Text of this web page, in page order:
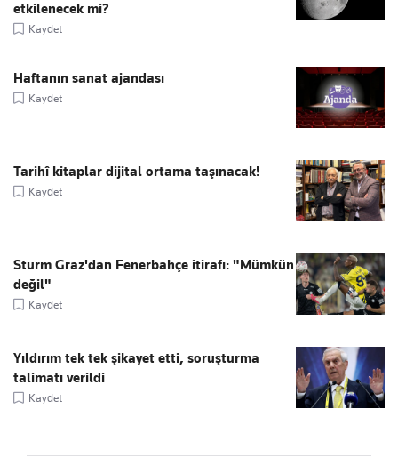
etkilenecek mi?
Kaydet
Haftanın sanat ajandası
Kaydet
Tarihî kitaplar dijital ortama taşınacak!
Kaydet
Sturm Graz'dan Fenerbahçe itirafı: "Mümkün
değil"
Kaydet
Yıldırım tek tek şikayet etti, soruşturma
talimatı verildi
Kaydet